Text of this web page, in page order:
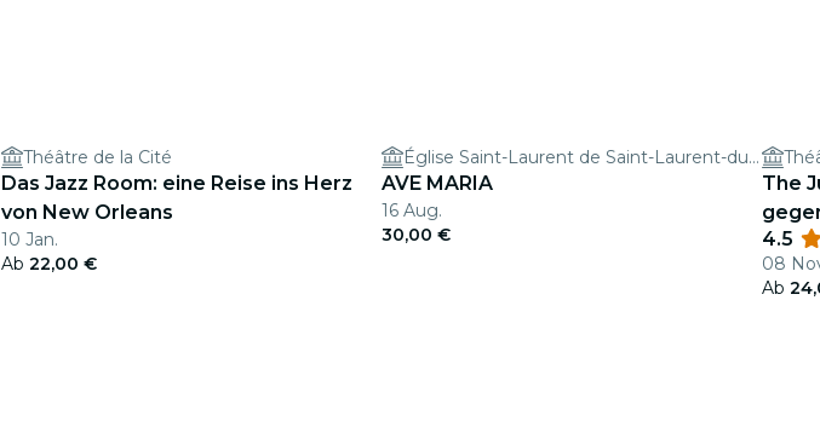
Théâtre de la Cité
Das Jazz Room: eine Reise ins Herz
von New Orleans
10 Jan.
Ab 22,00 €
Église Saint-Laurent de Saint-Laurent-du-Var
AVE MARIA
16 Aug.
30,00 €
The
4.5
08
Ab